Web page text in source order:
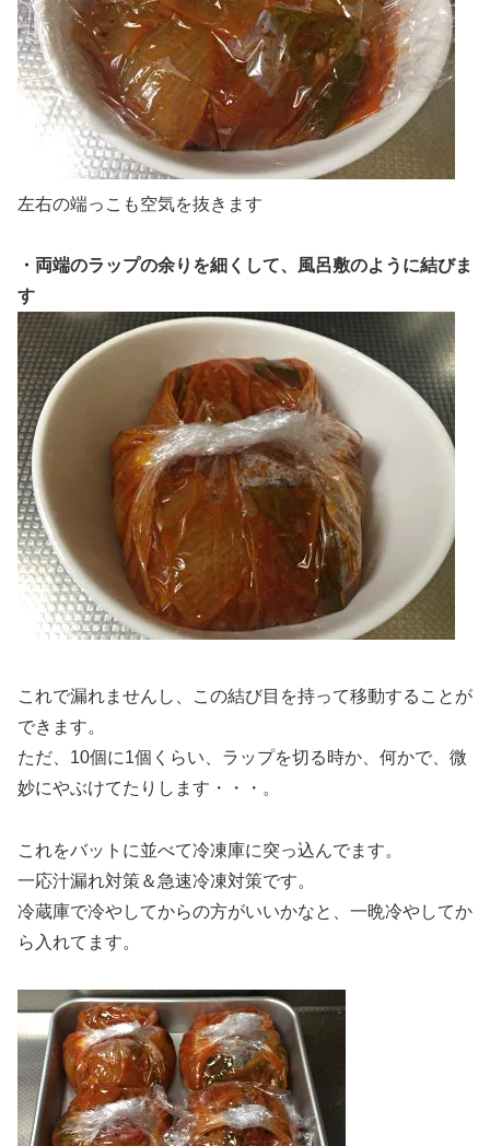
左右の端っこも空気を抜きます
・両端のラップの余りを細くして、風呂敷のように結びま
す
これで漏れませんし、この結び目を持って移動することが
できます。
ただ、10個に1個くらい、ラップを切る時か、何かで、微
妙にやぶけてたりします・・・。
これをバットに並べて冷凍庫に突っ込んでます。
一応汁漏れ対策＆急速冷凍対策です。
冷蔵庫で冷やしてからの方がいいかなと、一晩冷やしてか
ら入れてます。